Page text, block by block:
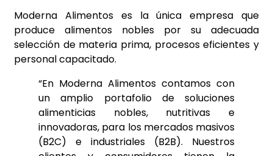
Moderna Alimentos es la única empresa que
produce alimentos nobles por su adecuada
selección de materia prima, procesos eficientes y
personal capacitado.
“En Moderna Alimentos contamos con
un amplio portafolio de soluciones
alimenticias nobles, nutritivas e
innovadoras, para los mercados masivos
(B2C) e industriales (B2B). Nuestros